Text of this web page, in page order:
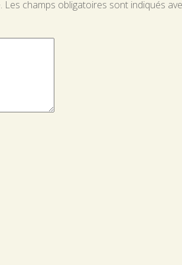
Les champs obligatoires sont indiqués